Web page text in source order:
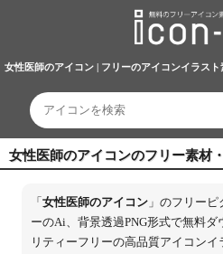
女性医師のアイコン | フリーのアイコンイラス
女性医師のアイコンのフリー素材
「 女性医師のアイコン」のフリーピ
ーのAi、背景透過PNG形式で無料
リティーフリーの高品質アイコン